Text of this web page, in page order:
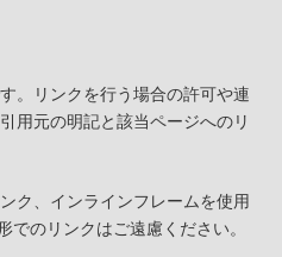
。リンクを行う場合の許可や連
用元の明記と該当ページへのリ
ク、インラインフレームを使用
でのリンクはご遠慮ください。